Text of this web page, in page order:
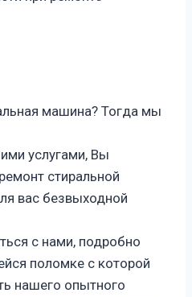
машина? Тогда мы
услугами, Вы
стиральной
вас безвыходной
с нами, подробно
поломке с которой
нашего опытного